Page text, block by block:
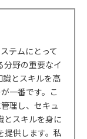
テムにとって
分野の重要なイ
識とスキルを高
一番です。こ
理し、セキュ
とスキルを身に
提供します。私